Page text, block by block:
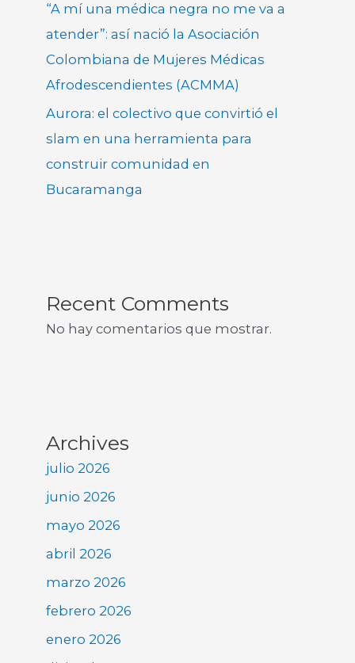
“A mí una médica negra no me va a
atender”: así nació la Asociación
Colombiana de Mujeres Médicas
Afrodescendientes (ACMMA)
Aurora: el colectivo que convirtió el
slam en una herramienta para
construir comunidad en
Bucaramanga
Recent Comments
No hay comentarios que mostrar.
Archives
julio 2026
junio 2026
mayo 2026
abril 2026
marzo 2026
febrero 2026
enero 2026